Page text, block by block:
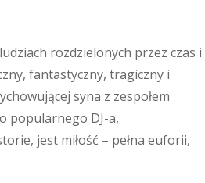
rozdzielonych przez czas i
fantastyczny, tragiczny i
syna z zespołem
popularnego DJ-a,
jest miłość – pełna euforii,